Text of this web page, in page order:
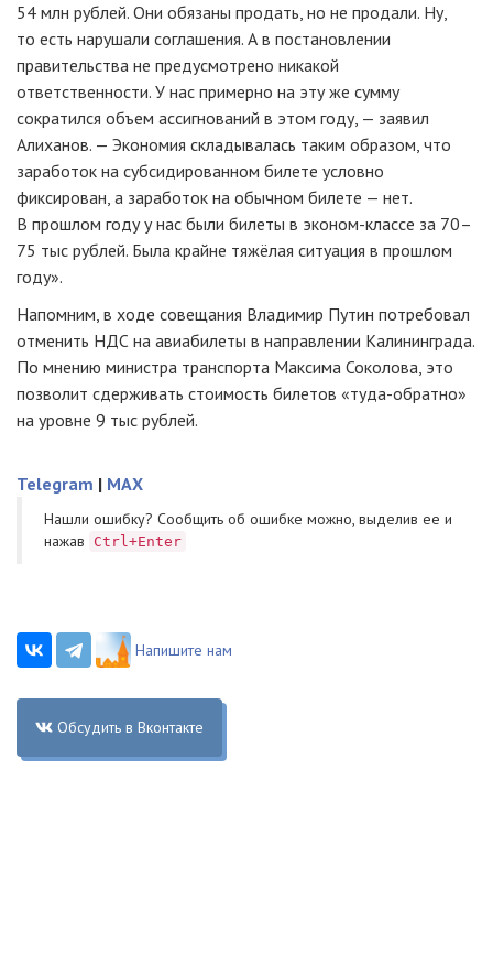
54 млн рублей. Они обязаны продать, но не продали. Ну,
то есть нарушали соглашения. А в постановлении
правительства не предусмотрено никакой
ответственности. У нас примерно на эту же сумму
сократился объем ассигнований в этом году, — заявил
Алиханов. — Экономия складывалась таким образом, что
заработок на субсидированном билете условно
фиксирован, а заработок на обычном билете — нет.
В прошлом году у нас были билеты в эконом-классе за 70–
75 тыс рублей. Была крайне тяжёлая ситуация в прошлом
году».
Напомним, в ходе совещания Владимир Путин потребовал
отменить НДС на авиабилеты в направлении Калининграда.
По мнению министра транспорта Максима Соколова, это
позволит сдерживать стоимость билетов «туда-обратно»
на уровне 9 тыс рублей.
Telegram | MAX
Нашли ошибку? Cообщить об ошибке можно, выделив ее и
нажав
Ctrl+Enter
Напишите нам
Обсудить в Вконтакте